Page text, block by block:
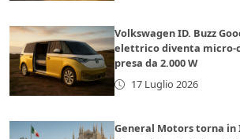
Volkswagen ID. Buzz
elettrico diventa micro-
presa da 2.000 W
17 Luglio 2026
General Motors torna